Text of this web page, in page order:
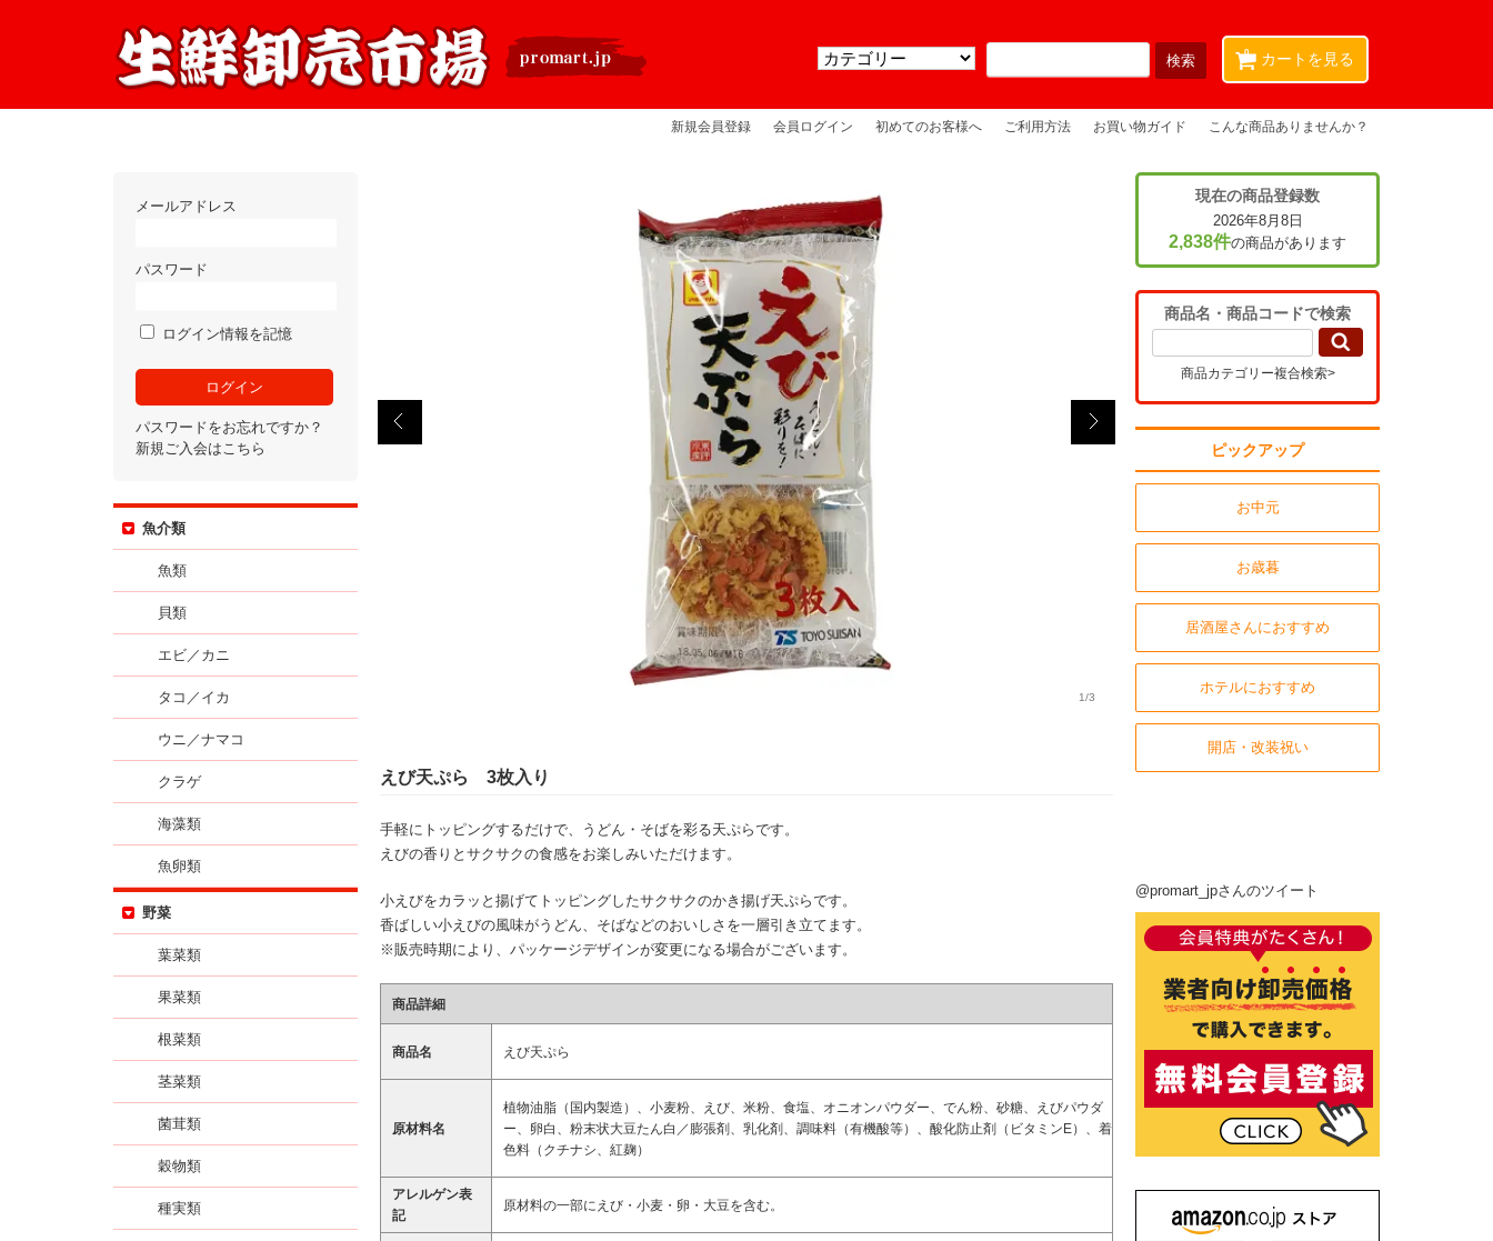
カートを見る
0
新規会員登録 会員ログイン 初めてのお客様へ ご利用方法 お買い物ガイド こんな商品ありませんか？
1/3
えび天ぷら 3枚入り
手軽にトッピングするだけで、うどん・そばを彩る天ぷらです。
えびの香りとサクサクの食感をお楽しみいただけます。
小えびをカラッと揚げてトッピングしたサクサクのかき揚げ天ぷらです。
香ばしい小えびの風味がうどん、そばなどのおいしさを一層引き立てます。
※販売時期により、パッケージデザインが変更になる場合がございます。
商品詳細
商品名 えび天ぷら
原材料名
植物油脂（国内製造）、小麦粉、えび、米粉、食塩、オニオンパウダー、でん粉、砂糖、えびパウダ
ー、卵白、粉末状大豆たん白／膨張剤、乳化剤、調味料（有機酸等）、酸化防止剤（ビタミンE）、着
色料（クチナシ、紅麹）
アレルゲン表
記
原材料の一部にえび・小麦・卵・大豆を含む。
メールアドレス
パスワード
ログイン情報を記憶
パスワードをお忘れですか？
新規ご入会はこちら
魚介類
魚類
貝類
エビ／カニ
タコ／イカ
ウニ／ナマコ
クラゲ
海藻類
魚卵類
野菜
葉菜類
果菜類
根菜類
茎菜類
菌茸類
穀物類
種実類
現在の商品登録数
2026年8月8日
2,838件の商品があります
商品名・商品コードで検索
商品カテゴリー複合検索>
ピックアップ
お中元
お歳暮
居酒屋さんにおすすめ
ホテルにおすすめ
開店・改装祝い
@promart_jpさんのツイート